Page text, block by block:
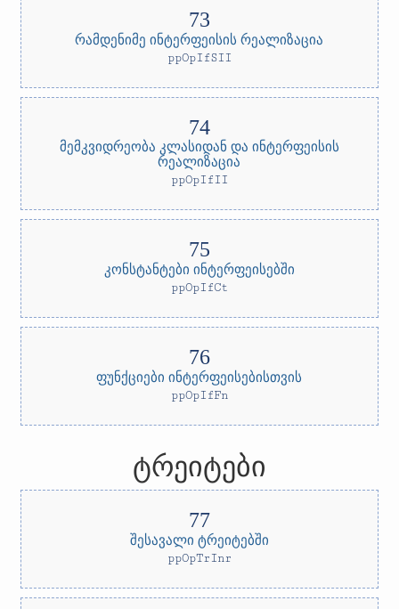
რამდენიმე ინტერფეისის რეალიზაცია
ppOpIfSII
მემკვიდრეობა კლასიდან და ინტერფეისის
რეალიზაცია
ppOpIfII
კონსტანტები ინტერფეისებში
ppOpIfCt
ფუნქციები ინტერფეისებისთვის
ppOpIfFn
ტრეიტები
შესავალი ტრეიტებში
ppOpTrInr